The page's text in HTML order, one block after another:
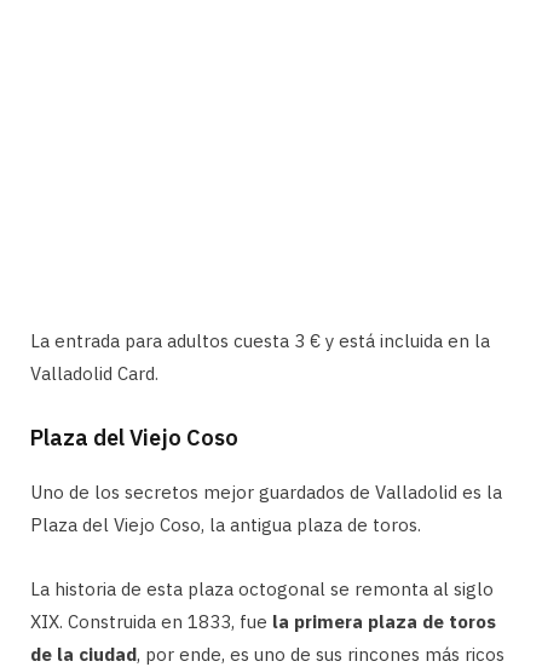
La entrada para adultos cuesta 3 € y está incluida en la
Valladolid Card.
Plaza del Viejo Coso
Uno de los secretos mejor guardados de Valladolid es la
Plaza del Viejo Coso, la antigua plaza de toros.
La historia de esta plaza octogonal se remonta al siglo
XIX. Construida en 1833, fue la primera plaza de toros
de la ciudad, por ende, es uno de sus rincones más ricos